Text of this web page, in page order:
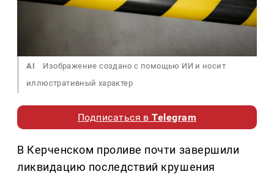
AI
Изображение создано с помощью ИИ и носит
иллюстративный характер
Подписаться вTelegram
В Керченском проливе почти завершили
ликвидацию последствий крушения